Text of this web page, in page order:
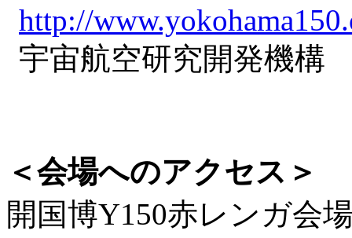
http://
宇宙航空研究開発機
＜会場へのアクセス＞
開国博Y150赤レンガ会